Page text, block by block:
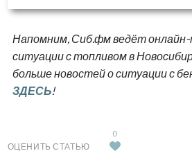
Напомним, Сиб.фм ведёт
ситуации с топливом в
больше новостей о ситуации с
ЗДЕСЬ!
ОЦЕНИТЬ СТАТЬЮ
0